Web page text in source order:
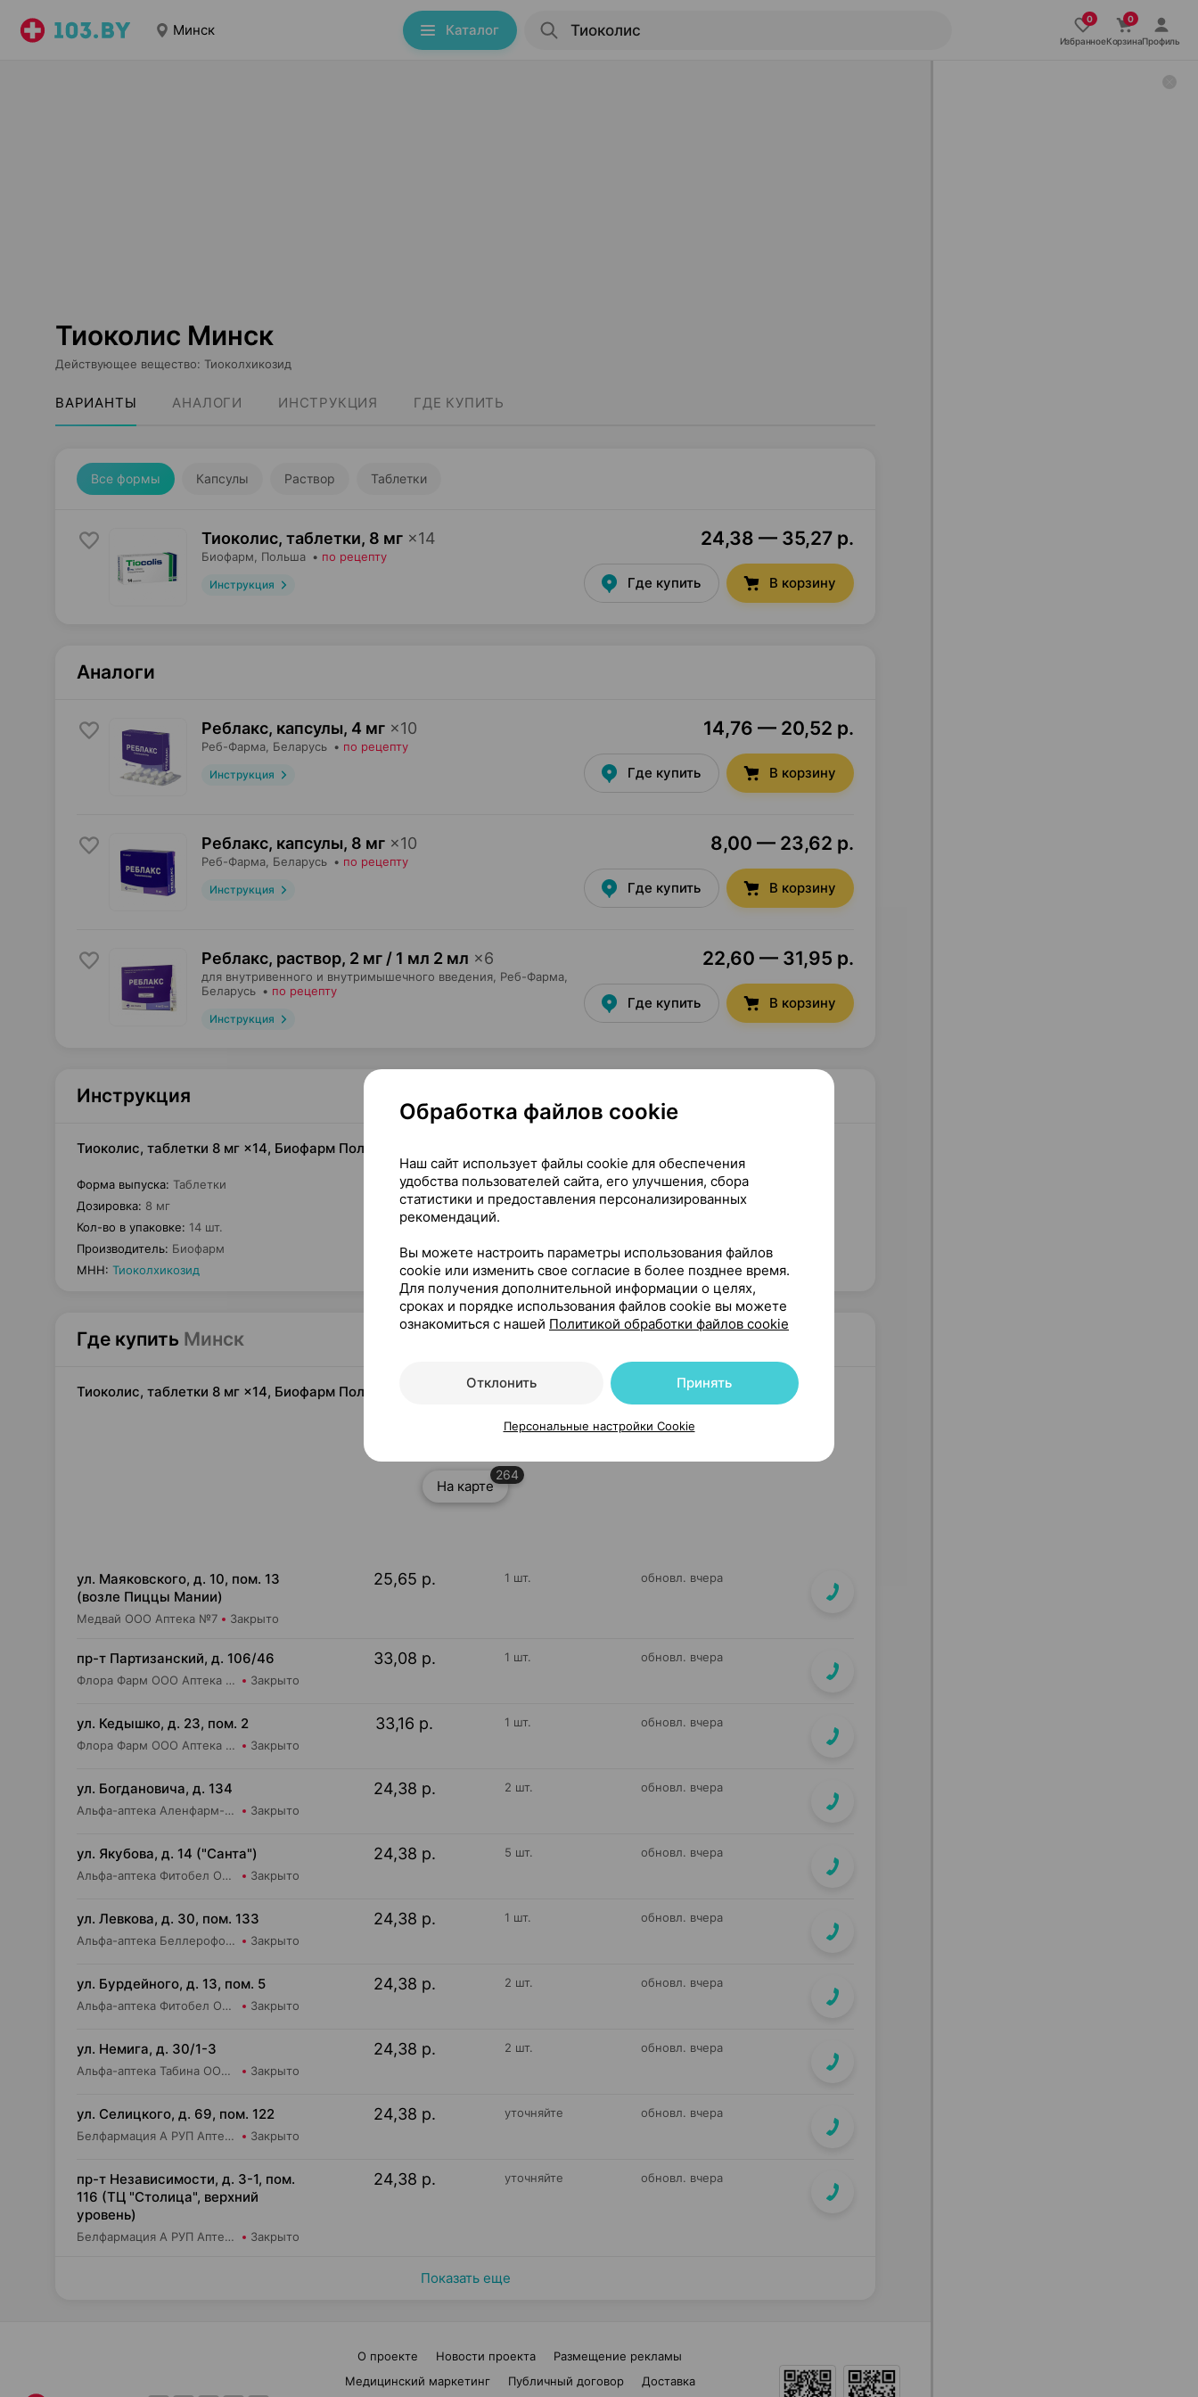
Минск Каталог
ИзбранноеКорзинаПрофиль
Тиоколис Минск
Действующее вещество: Тиоколхикозид
ВАРИАНТЫ АНАЛОГИ ИНСТРУКЦИЯ ГДЕ КУПИТЬ
Все формы Капсулы Раствор Таблетки
Тиоколис, таблетки, 8 мг ×14
Биофарм , Польша • по рецепту
Инструкция
24,38 — 35,27 р.
Где купить В корзину
Аналоги
Реблакс, капсулы, 4 мг ×10
Реб-Фарма , Беларусь • по рецепту
Инструкция
14,76 — 20,52 р.
Где купить В корзину
Реблакс, капсулы, 8 мг ×10
Реб-Фарма , Беларусь • по рецепту
Инструкция
8,00 — 23,62 р.
Где купить В корзину
Реблакс, раствор, 2 мг / 1 мл 2 мл ×6
для внутривенного и внутримышечного введения, Реб-Фарма
Беларусь • по рецепту
Инструкция
22,60 — 31,95 р.
Где купить В корзину
Инструкция
Тиоколис, таблетки 8 мг ×14, Биофарм Польша
Форма выпуска: Таблетки
Дозировка: 8 мг
Кол-во в упаковке: 14 шт.
Производитель: Биофарм
МНН: Тиоколхикозид
Где купить Минск
Тиоколис, таблетки 8 мг ×14, Биофарм Польша
На карте
264
ул. Маяковского, д. 10, пом. 13
(возле Пиццы Мании)
Медвай ООО Аптека №7 Закрыто
25,65 р. 1 шт. обновл. вчера
пр-т Партизанский, д. 106/46
Флора Фарм ООО Аптека №20 Закрыто
33,08 р. 1 шт. обновл. вчера
ул. Кедышко, д. 23, пом. 2
Флора Фарм ООО Аптека №21 Закрыто
33,16 р. 1 шт. обновл. вчера
ул. Богдановича, д. 134
Альфа-аптека Аленфарм-Плюс ОДО Аптека №17 Закрыто
24,38 р. 2 шт. обновл. вчера
ул. Якубова, д. 14 ("Санта")
Альфа-аптека Фитобел ООО Аптека №27 Закрыто
24,38 р. 5 шт. обновл. вчера
ул. Левкова, д. 30, пом. 133
Альфа-аптека Беллерофон ООО Аптека №7 Закрыто
24,38 р. 1 шт. обновл. вчера
ул. Бурдейного, д. 13, пом. 5
Альфа-аптека Фитобел ООО Аптека №1 Закрыто
24,38 р. 2 шт. обновл. вчера
ул. Немига, д. 30/1-3
Альфа-аптека Табина ООО Аптека №2 Закрыто
24,38 р. 2 шт. обновл. вчера
ул. Селицкого, д. 69, пом. 122
Белфармация А РУП Аптека №102 Закрыто
24,38 р. уточняйте обновл. вчера
пр-т Независимости, д. 3-1, пом.
116 (ТЦ "Столица", верхний
уровень)
Белфармация А РУП Аптека №13 Закрыто
24,38 р. уточняйте обновл. вчера
Показать еще
О проекте Новости проекта
Размещение рекламы
Медицинский маркетинг
Публичный договор Доставка
Обработка файлов cookie
Наш сайт использует файлы cookie для обеспечения
удобства пользователей сайта, его улучшения, сбора
статистики и предоставления персонализированных
рекомендаций.
Вы можете настроить параметры использования файлов
cookie или изменить свое согласие в более позднее время.
Для получения дополнительной информации о целях,
сроках и порядке использования файлов cookie вы можете
ознакомиться с нашей Политикой обработки файлов cookie
Отклонить Принять
Персональные настройки Cookie